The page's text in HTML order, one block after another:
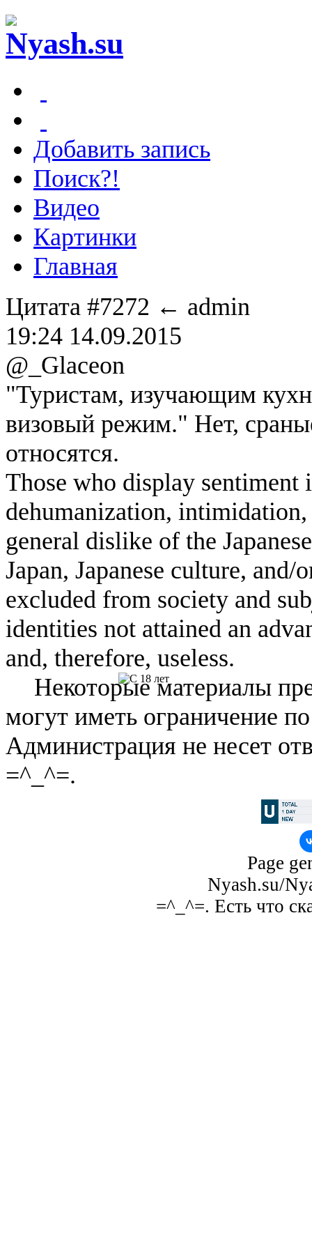
Добавить запись
Поиск?!
Видео
Картинки
Главная
Цитата #7272 ← admin
19:24 14.09.2015
@_Glaceon
"Туристам, изучающим
визовый режим." Нет,
относятся.
Those who display
dehumanization,
general dislike of the
Japan, Japanese culture, and/
excluded from society and
identities not attained an
and, therefore, useless.
Некоторые материалы
могут иметь ограничение
Администрация не несет
=^_^=.
Page
Nyash.su/
=^_^=. Есть что